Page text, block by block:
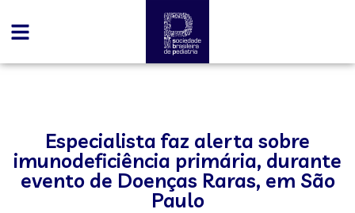
Especialista faz alerta sobre
imunodeficiência primária, durante
evento de Doenças Raras, em São
Paulo